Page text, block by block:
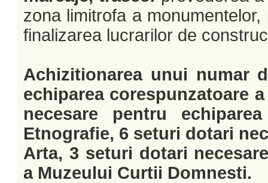
zona limitrofa a
finalizarea lucrarilor de
Achizitionarea unui numar
echiparea corespunzatoare
necesare pentru
Etnografie, 6 seturi dotari
Arta, 3 seturi dotari
a Muzeului Curtii Domnesti.